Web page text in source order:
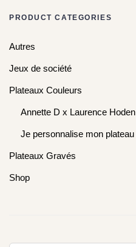
PRODUCT CATEGORIES
Autres
Jeux de société
Plateaux Couleurs
Annette D x Laurence Hoden
Je personnalise mon plateau
Plateaux Gravés
Shop